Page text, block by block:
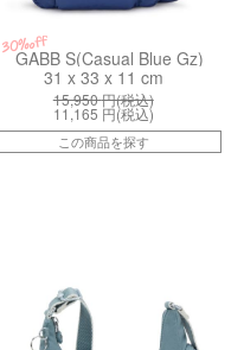
30%off
GABB S(Casual Blue Gz)
31 x 33 x 11 cm
15,950円(税込)
11,165 円(税込)
この商品を探す